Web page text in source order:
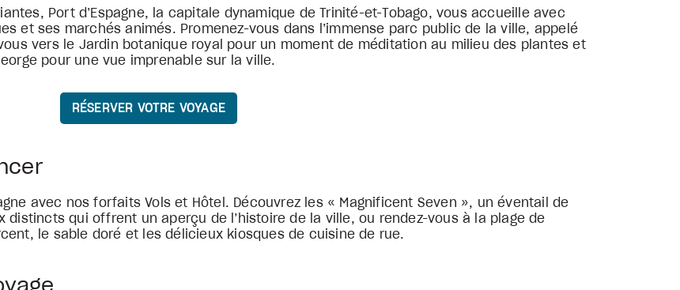
Port d’Espagne, la capitale dynamique de Trinité-et-Tobago, vous accueille avec
et ses marchés animés. Promenez-vous dans l’immense parc public de la ville, appelé
vers le Jardin botanique royal pour un moment de méditation au milieu des plantes et
pour une vue imprenable sur la ville.
RÉSERVER VOTRE VOYAGE
avec nos forfaits Vols et Hôtel. Découvrez les « Magnificent Seven », un éventail de
qui offrent un aperçu de l’histoire de la ville, ou rendez-vous à la plage de
le sable doré et les délicieux kiosques de cuisine de rue.